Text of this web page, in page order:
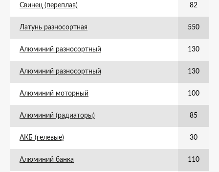
Свинец (переплав) 82
Латунь разносортная 550
Алюминий разносортный 130
Алюминий разносортный 130
Алюминий моторный 100
Алюминий (радиаторы) 85
АКБ (гелевые) 30
Алюминий банка 110